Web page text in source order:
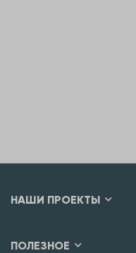
НАШИ ПРОЕКТЫ
ПОЛЕЗНОЕ